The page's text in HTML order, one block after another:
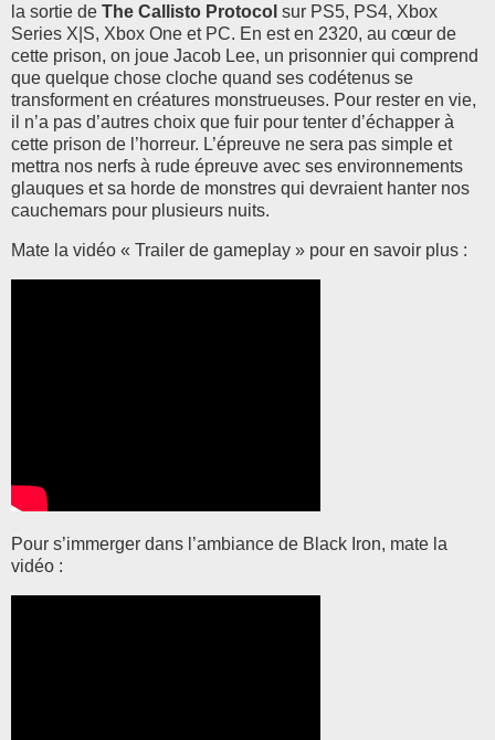
la sortie de The Callisto Protocol sur PS5, PS4, Xbox
Series X|S, Xbox One et PC. En est en 2320, au cœur de
cette prison, on joue Jacob Lee, un prisonnier qui comprend
que quelque chose cloche quand ses codétenus se
transforment en créatures monstrueuses. Pour rester en vie,
il n’a pas d’autres choix que fuir pour tenter d’échapper à
cette prison de l’horreur. L’épreuve ne sera pas simple et
mettra nos nerfs à rude épreuve avec ses environnements
glauques et sa horde de monstres qui devraient hanter nos
cauchemars pour plusieurs nuits.
Mate la vidéo « Trailer de gameplay » pour en savoir plus :
Pour s’immerger dans l’ambiance de Black Iron, mate la
vidéo :